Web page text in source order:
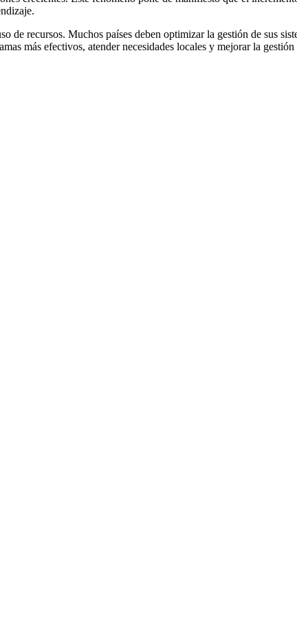
de recursos. Muchos países deben optimizar la gestión de sus
más efectivos, atender necesidades locales y mejorar la